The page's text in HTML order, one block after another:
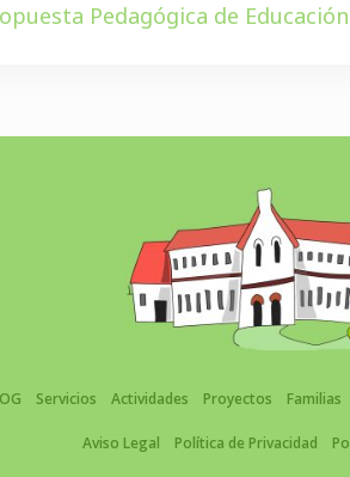
Pedagógica de
Servicios Actividades Proyectos Familias
Aviso Legal Política de Privacidad